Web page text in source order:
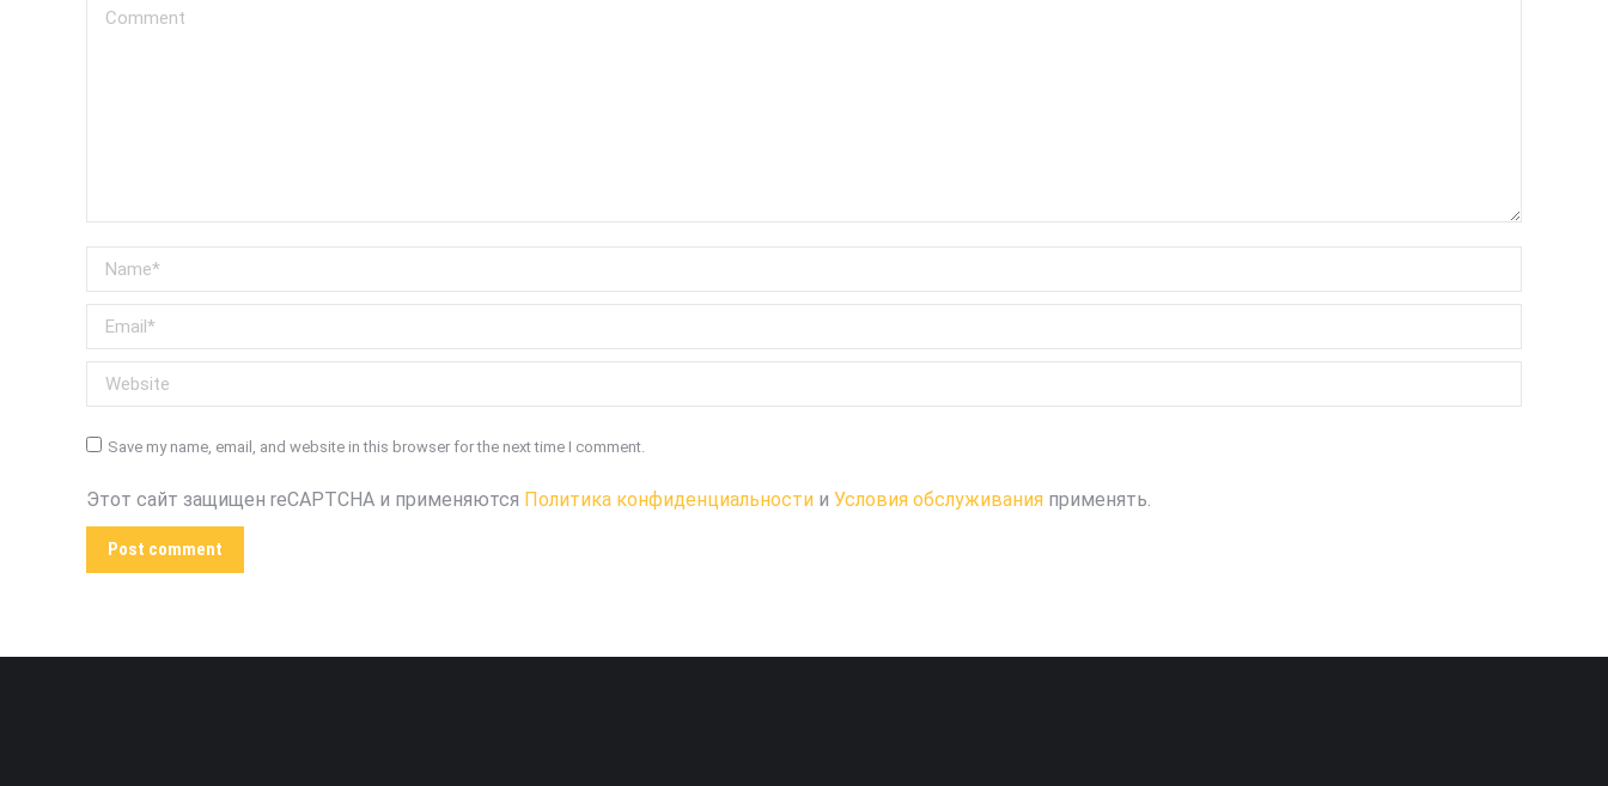
Comment
Name *
Email *
Website
Save my name, email, and website in this browser for the next time I comment.
Этот сайт защищен reCAPTCHA и применяются Политика конфиденциальности и Условия обслуживания применять.
Post comment